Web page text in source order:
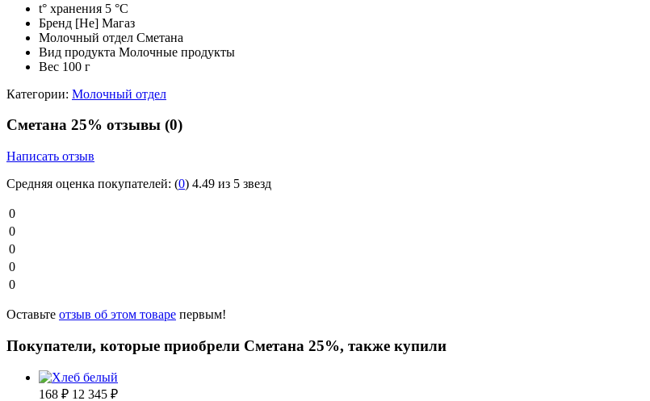
t° хранения 5 °C
Бренд [Не] Магаз
Молочный отдел Сметана
Вид продукта Молочные продукты
Вес 100 г
Категории: Молочный отдел
Сметана 25% отзывы (0)
Написать отзыв
Средняя оценка покупателей: (0) 4.49 из 5 звезд
0
0
0
0
0
Оставьте отзыв об этом товаре первым!
Покупатели, которые приобрели Сметана 25%, также купили
168 ₽ 12 345 ₽